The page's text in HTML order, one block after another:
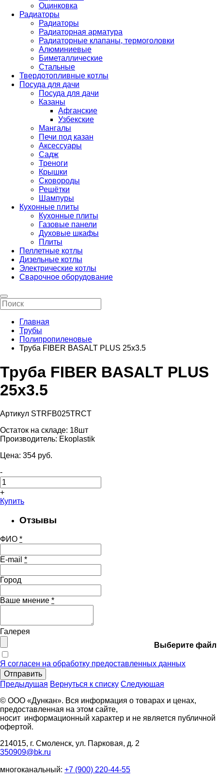
Оцинковка
Радиаторы
Радиаторы
Радиаторная арматура
Радиаторные клапаны, термоголовки
Алюминиевые
Биметаллические
Стальные
Твердотопливные котлы
Посуда для дачи
Посуда для дачи
Казаны
Афганские
Узбекские
Мангалы
Печи под казан
Аксессуары
Садж
Треноги
Крышки
Сковороды
Решётки
Шампуры
Кухонные плиты
Кухонные плиты
Газовые панели
Духовые шкафы
Плиты
Пеллетные котлы
Дизельные котлы
Электрические котлы
Сварочное оборудование
Главная
Трубы
Полипропиленовые
Труба FIBER BASALT PLUS 25x3.5
Труба FIBER BASALT PLUS
25x3.5
Артикул STRFB025TRCT
Остаток на складе: 18шт
Производитель: Ekoplastik
Цена: 354 pуб.
-
+
Купить
Отзывы
ФИО *
E-mail *
Город
Ваше мнение *
Галерея
Выберите файл
Я согласен на обработку предоставленных данных
Отправить
Предыдущая Вернуться к списку Следующая
© ООО «Дункан». Вся информация о товарах и ценах,
предоставленная на этом сайте,
носит информационный характер и не является публичной
офертой.
214015, г. Смоленск, ул. Парковая, д. 2
350909@bk.ru
многоканальный: +7 (900) 220-44-55